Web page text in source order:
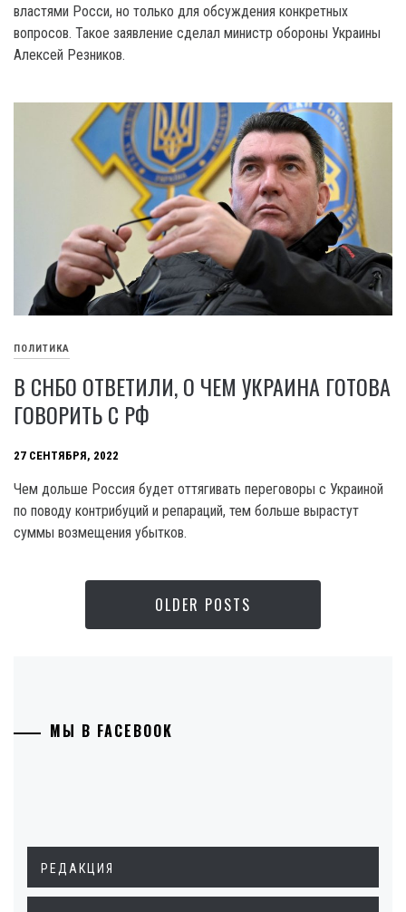
властями Росси, но только для обсуждения конкретных
вопросов. Такое заявление сделал министр обороны Украины
Алексей Резников.
ПОЛИТИКА
В СНБО ОТВЕТИЛИ, О ЧЕМ УКРАИНА ГОТОВА
ГОВОРИТЬ С РФ
27 СЕНТЯБРЯ, 2022
Чем дольше Россия будет оттягивать переговоры с Украиной
по поводу контрибуций и репараций, тем больше вырастут
суммы возмещения убытков.
OLDER POSTS
МЫ В FACEBOOK
РЕДАКЦИЯ